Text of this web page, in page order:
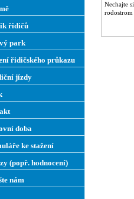
Nechajte
rodostrom
řidičů
park
řidičského průkazu
jízdy
doba
ke stažení
(popř. hodnocení)
nám